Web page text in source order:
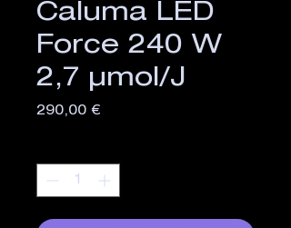
Caluma LED
Force 240 W
2,7 µmol/J
290,00 €Preis